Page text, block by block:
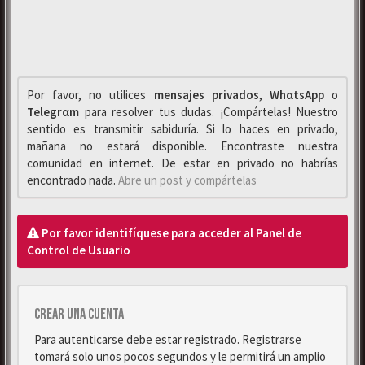
Por favor, no utilices mensajes privados, WhαtsAppo
Telegrαm para resolver tus dudas. ¡Compártelas! Nuestro
sentido es transmitir sabiduría. Si lo haces en privado,
mañana no estará disponible. Encontraste nuestra
comunidad en internet. De estar en privado no habrías
encontrado nada. Abre un post y compártelas
Por favor identifíquese para acceder al Panel de
Control de Usuario
Crear una cuenta
Para autenticarse debe estar registrado. Registrarse
tomará solo unos pocos segundos y le permitirá un amplio